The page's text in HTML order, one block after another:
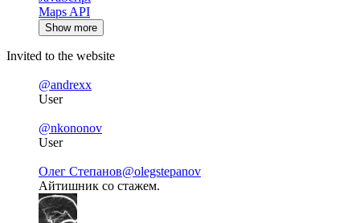
Maps API
Show more
Invited to the website
@andrexx
User
@nkononov
User
Олег Степанов@olegstepanov
Айтишник со стажем.